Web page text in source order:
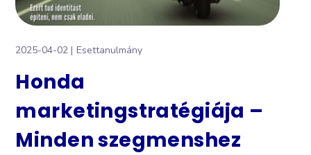
2025-04-02 Esettanulmány
Honda
marketingstratégiája –
Minden szegmenshez